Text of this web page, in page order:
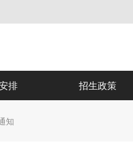
排 招生政策
知